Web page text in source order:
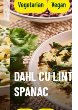
Vegetarian Vegan
DAHL CU
SPANAC